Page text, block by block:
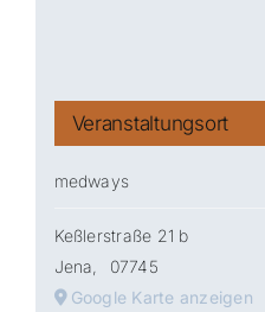
Veranstaltungsort
medways
Keßlerstraße 21 b
Jena
07745
Google Karte anzeigen